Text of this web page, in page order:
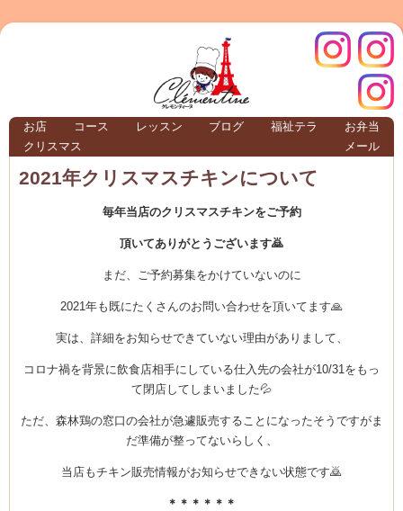
クレモンティーヌ – 新百合ヶ丘の料理教
お店 コース レッスン ブログ 福祉テラ
お弁当
クリスマス
メール
インス
クレモ
ンティ
ーヌ
2021年クリスマスチキンについて
毎年当店のクリスマスチキンをご予約
頂いてありがとうございます🙇
まだ、ご予約募集をかけていないのに
2021年も既にたくさんのお問い合わせを頂いてます🙏
実は、詳細をお知らせできていない理由がありまして、
コロナ禍を背景に飲食店相手にしている仕入先の会社が10/31をもっ
て閉店してしまいました💦
ただ、森林鶏の窓口の会社が急遽販売することになったそうですがま
だ準備が整ってないらしく、
当店もチキン販売情報がお知らせできない状態です🙇
＊＊＊＊＊＊